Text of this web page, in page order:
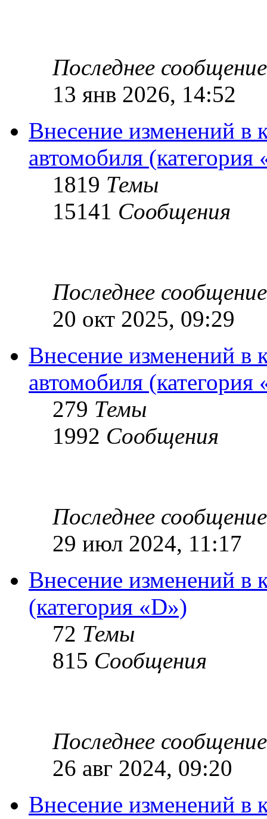
Последнее сообщение
13 янв 2026, 14:52
Внесение изменений в
автомобиля (категория
1819 Темы
15141 Сообщения
Последнее сообщение
20 окт 2025, 09:29
Внесение изменений в
автомобиля (категория
279 Темы
1992 Сообщения
Последнее сообщение
29 июл 2024, 11:17
Внесение изменений в
(категория «D»)
72 Темы
815 Сообщения
Последнее сообщение
26 авг 2024, 09:20
Внесение изменений в